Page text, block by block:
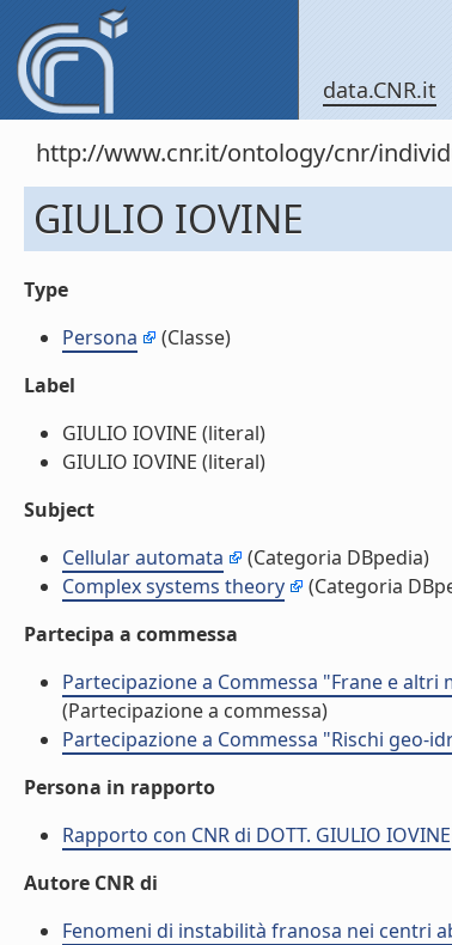
data.CNR.it
http://www.cnr.it/ontology/cnr/
GIULIO IOVINE
Type
Persona
(Classe)
Label
GIULIO IOVINE (literal)
GIULIO IOVINE (literal)
Subject
Cellular automata
(Categoria DBpedia)
Complex systems theory
(Categoria
Partecipa a commessa
Partecipazione a Commessa "Frane e altri
(Partecipazione a commessa)
Partecipazione a Commessa "Rischi geo-
Persona in rapporto
Rapporto con CNR di DOTT. GIULIO IOVINE
Autore CNR di
Fenomeni di instabilità franosa nei centri